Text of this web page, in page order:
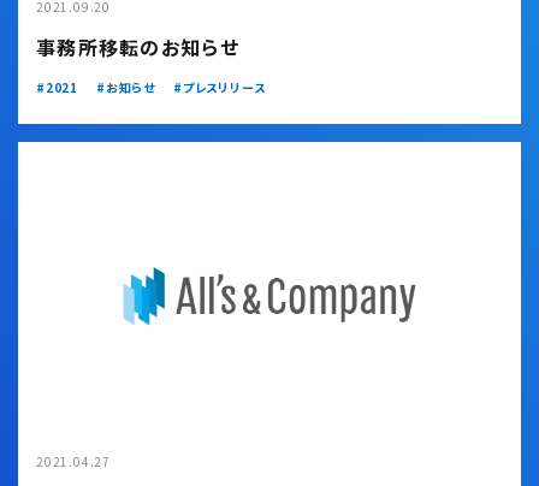
2021.09.20
事務所移転のお知らせ
2021 お知らせ プレスリリース
2021.04.27